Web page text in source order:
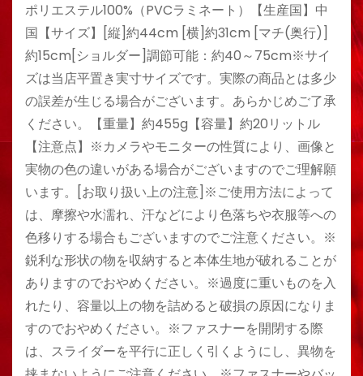
ポリエステル100%（PVCラミネート）【生産国】中
国【サイズ】[縦]約44cm [横]約31cm [マチ(奥行)]
約15cm[ショルダー]調節可能：約40～75cm※サイ
ズは当店平置き実寸サイズです。実際の商品とは多少
の誤差が生じる場合がございます。あらかじめご了承
ください。【重量】約455g【容量】約20リットル
【注意点】※カメラやモニターの性質により、画像と
実物の色の違いがある場合がございますのでご理解願
います。[お取り扱い上の注意]※ご使用方法によって
は、摩擦や水濡れ、汗などにより色落ちや衣服等への
色移りする場合もございますのでご注意ください。※
鋭利な形状の物を収納すると本体生地が破れることが
ありますのでおやめください。※過度に重いものを入
れたり、容量以上の物を詰めると破損の原因になりま
すのでおやめください。※ファスナーを開閉する際
は、スライダーを平行に正しく引くようにし、異物を